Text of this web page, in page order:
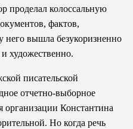
проделал колоссальную
фактов,
него вышла безукоризненно
художественно.
писательской
отчетно-выборное
организации Константина
Но когда речь